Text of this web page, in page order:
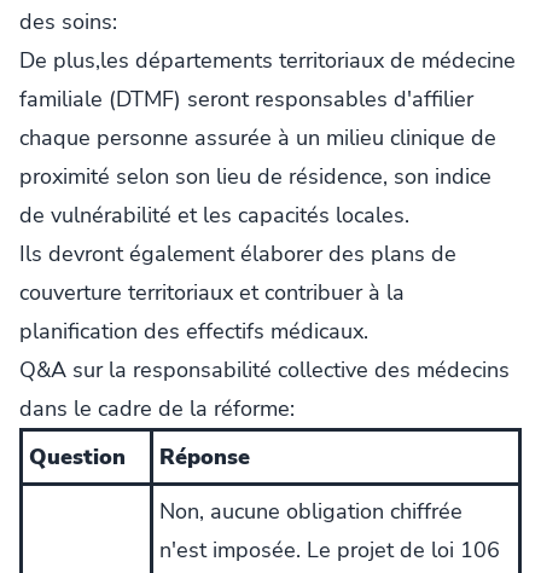
des soins:
De plus,les départements territoriaux de médecine
familiale (DTMF) seront responsables d'affilier
chaque personne assurée à un milieu clinique de
proximité selon son lieu de résidence, son indice
de vulnérabilité et les capacités locales.
Ils devront également élaborer des plans de
couverture territoriaux et contribuer à la
planification des effectifs médicaux.
Q&A sur la responsabilité collective des médecins
dans le cadre de la réforme:
Question
Réponse
Non, aucune obligation chiffrée
n'est imposée. Le projet de loi 106